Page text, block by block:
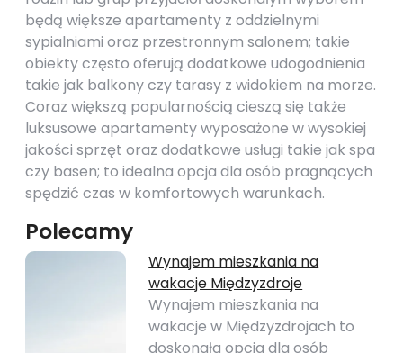
będą większe apartamenty z oddzielnymi
sypialniami oraz przestronnym salonem; takie
obiekty często oferują dodatkowe udogodnienia
takie jak balkony czy tarasy z widokiem na morze.
Coraz większą popularnością cieszą się także
luksusowe apartamenty wyposażone w wysokiej
jakości sprzęt oraz dodatkowe usługi takie jak spa
czy basen; to idealna opcja dla osób pragnących
spędzić czas w komfortowych warunkach.
Polecamy
Wynajem mieszkania na
wakacje Międzyzdroje
Wynajem mieszkania na
wakacje w Międzyzdrojach to
doskonała opcja dla osób